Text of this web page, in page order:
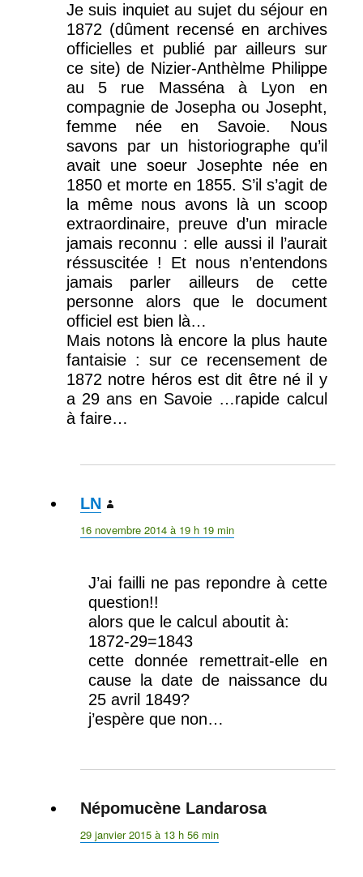
Je suis inquiet au sujet du séjour en
1872 (dûment recensé en archives
officielles et publié par ailleurs sur
ce site) de Nizier-Anthèlme Philippe
au 5 rue Masséna à Lyon en
compagnie de Josepha ou Josepht,
femme née en Savoie. Nous
savons par un historiographe qu’il
avait une soeur Josephte née en
1850 et morte en 1855. S’il s’agit de
la même nous avons là un scoop
extraordinaire, preuve d’un miracle
jamais reconnu : elle aussi il l’aurait
réssuscitée ! Et nous n’entendons
jamais parler ailleurs de cette
personne alors que le document
officiel est bien là…
Mais notons là encore la plus haute
fantaisie : sur ce recensement de
1872 notre héros est dit être né il y
a 29 ans en Savoie …rapide calcul
à faire…
LN
16 novembre 2014 à 19 h 19 min
J’ai failli ne pas repondre à cette
question!!
alors que le calcul aboutit à:
1872-29=1843
cette donnée remettrait-elle en
cause la date de naissance du
25 avril 1849?
j’espère que non…
Népomucène Landarosadit :
29 janvier 2015 à 13 h 56 min